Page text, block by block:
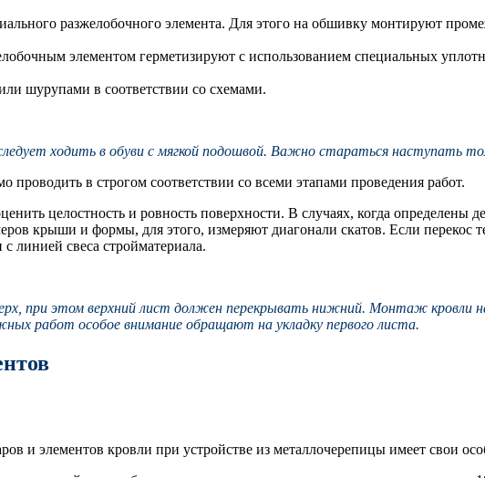
разжелобочного элемента. Для этого на обшивку монтируют
элементом герметизируют с использованием специальных
шурупами в соответствии со схемами.
ходить в обуви с мягкой подошвой. Важно стараться наступать
проводить в строгом соответствии со всеми этапами проведения работ.
целостность и ровность поверхности. В случаях, когда
крыши и формы, для этого, измеряют диагонали скатов. Если перекос
линией свеса стройматериала.
при этом верхний лист должен перекрывать нижний. Монтаж кровли
работ особое внимание обращают на укладку первого листа.
и элементов кровли при устройстве из металлочерепицы имеет свои